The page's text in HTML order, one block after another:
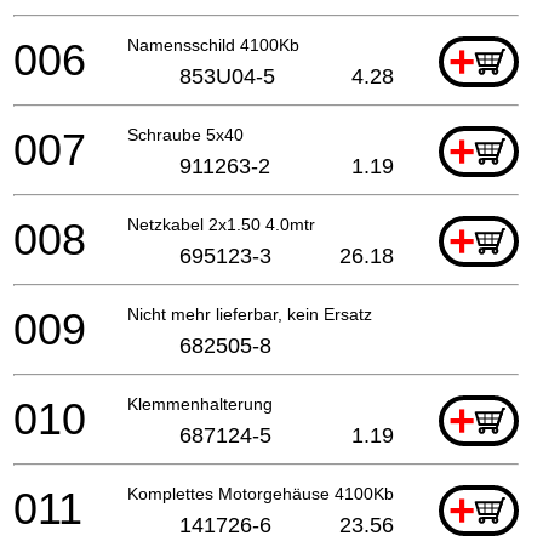
Namensschild 4100Kb +
006 853U04-5 4.28
Schraube 5x40 +
007 911263-2 1.19
Netzkabel 2x1.50 4.0mtr +
008 695123-3 26.18
Nicht mehr lieferbar, kein Ersatz
009 682505-8
Klemmenhalterung +
010 687124-5 1.19
Komplettes Motorgehäuse 4100Kb +
011 141726-6 23.56